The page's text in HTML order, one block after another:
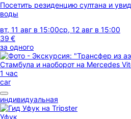
Посетить резиденцию султана и
воды
вт, 11 авг в 15:00ср, 12 авг в 15:00
39 €
за одного
1 час
car
индивидуальная
Уфук